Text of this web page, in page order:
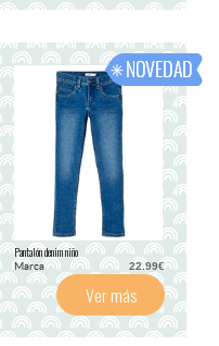
Pantalón denim niño
Marca 22.99€
Ver más